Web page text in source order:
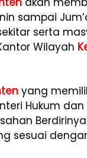
sampai
serta
Wilayah
yang
Hukum dan
sesuai